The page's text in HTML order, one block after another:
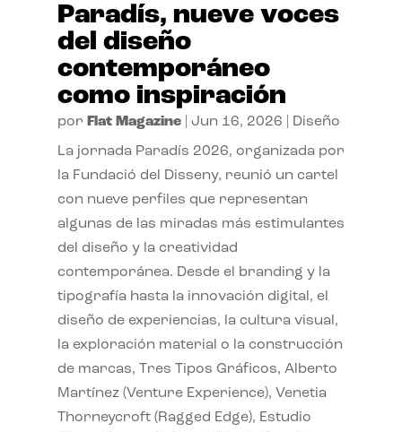
Paradís, nueve voces
del diseño
contemporáneo
como inspiración
por Flat Magazine| Jun 16, 2026 Diseño
La jornada Paradís 2026, organizada por
la Fundació del Disseny, reunió un cartel
con nueve perfiles que representan
algunas de las miradas más estimulantes
del diseño y la creatividad
contemporánea. Desde el branding y la
tipografía hasta la innovación digital, el
diseño de experiencias, la cultura visual,
la exploración material o la construcción
de marcas, Tres Tipos Gráficos, Alberto
Martínez (Venture Experience), Venetia
Thorneycroft (Ragged Edge), Estudio